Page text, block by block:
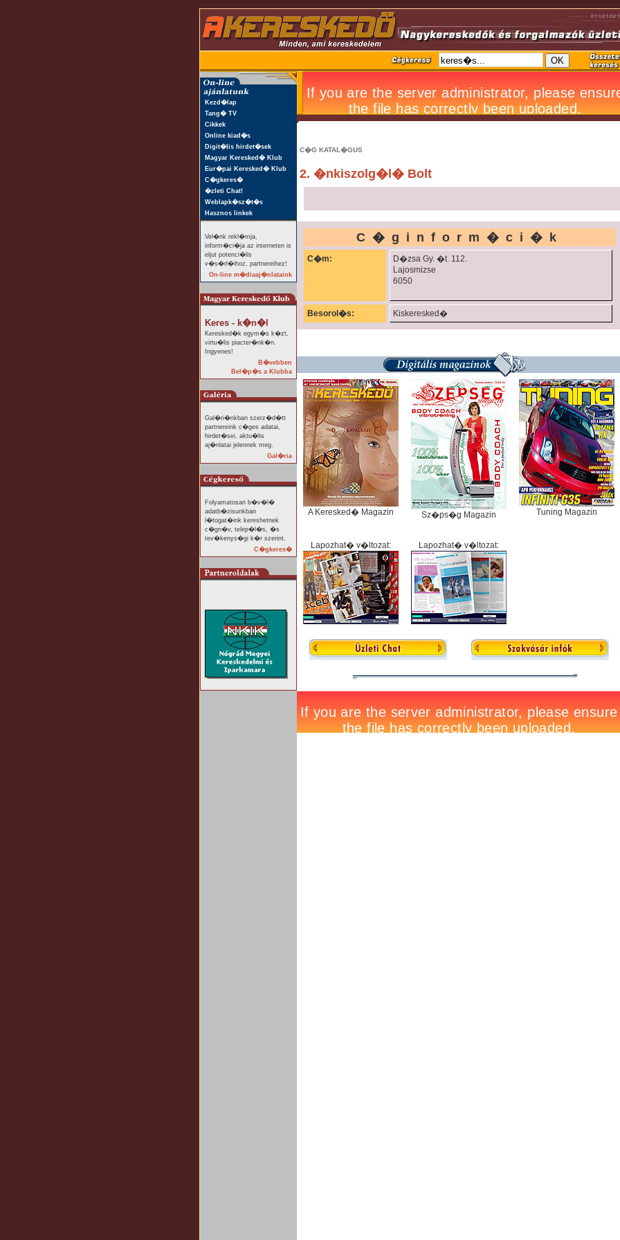
Kezd�lap
Tang� TV
Cikkek
Online kiad�s
Digit�lis hirdet�sek
Magyar Keresked� Klub
Eur�pai Keresked� Klub
C�gkeres�
�zleti Chat!
Weblapk�sz�t�s
Hasznos linkek
Vel�nk rekl�mja,
inform�ci�ja az interneten is
eljut potenci�lis
v�s�rl�ihoz, partnereihez!
On-line m�diaaj�nlataink
Keres - k�n�l
Keresked�k egym�s k�zt,
virtu�lis piacter�nk�n.
Ingyenes!
B�vebben
Bel�p�s a Klubba
Gal�ri�nkban szerz�d�tt
partnereink c�ges adatai,
hirdet�sei, aktu�lis
aj�nlatai jelennek meg.
Gal�ria
Folyamatosan b�v�l�
adatb�zisunkban
l�togat�ink kereshetnek
c�gn�v, telep�l�s, �s
tev�kenys�gi k�r szerint.
C�gkeres�
C�G KATAL�GUS
2. �nkiszolg�l� Bolt
C�ginform�ci�k
C�m:
D�zsa Gy. �t. 112.
Lajosmizse
6050
Besorol�s: Kiskeresked�
A Keresked� Magazin Sz�ps�g Magazin Tuning Magazin
Lapozhat� v�ltozat: Lapozhat� v�ltozat: